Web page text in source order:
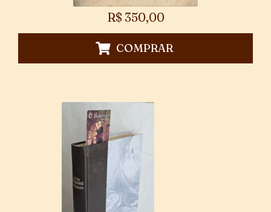
R$ 350,00
COMPRAR